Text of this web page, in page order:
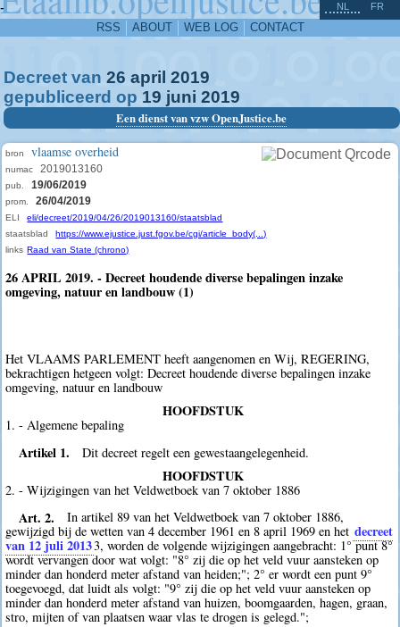
-
RSS ABOUT WEB LOG CONTACT
NL FR
Decreet van 26 april 2019
gepubliceerd op 19 juni 2019
Een dienst van vzw OpenJustice.be
bron vlaamse overheid
numac 2019013160
pub. 19/06/2019
prom. 26/04/2019
ELI
eli/decreet/2019/04/26/2019013160/staatsblad
staatsblad
https://www.ejustice.just.fgov.be/cgi/article_body(...)
links Raad van State (chrono)
26 APRIL 2019. - Decreet houdende diverse bepalingen inzake
omgeving, natuur en landbouw (1)
Het VLAAMS PARLEMENT heeft aangenomen en Wij, REGERING,
bekrachtigen hetgeen volgt: Decreet houdende diverse bepalingen inzake
omgeving, natuur en landbouw
HOOFDSTUK
1. - Algemene bepaling
Artikel 1. Dit decreet regelt een gewestaangelegenheid.
HOOFDSTUK
2. - Wijzigingen van het Veldwetboek van 7 oktober 1886
Art. 2.
In artikel 89 van het Veldwetboek van 7 oktober 1886,
gewijzigd bij de wetten van 4 december 1961 en 8 april 1969 en het decreet
van 12 juli 20133, worden de volgende wijzigingen aangebracht: 1° punt 8°
wordt vervangen door wat volgt: "8° zij die op het veld vuur aansteken op
minder dan honderd meter afstand van heiden;"; 2° er wordt een punt 9°
toegevoegd, dat luidt als volgt: "9° zij die op het veld vuur aansteken op
minder dan honderd meter afstand van huizen, boomgaarden, hagen, graan,
stro, mijten of van plaatsen waar vlas te drogen is gelegd.";
^